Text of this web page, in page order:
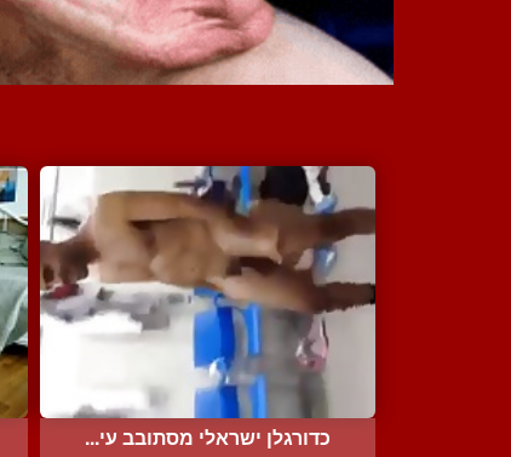
כדורגלן ישראלי מסתובב עי...